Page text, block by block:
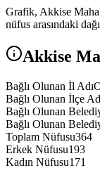
Grafik, Akkise
nüfus arasındaki
Akkise
Bağlı Olunan İl Adı
Bağlı Olunan İlçe
Bağlı Olunan
Bağlı Olunan
Toplam Nüfusu364
Erkek Nüfusu193
Kadın Nüfusu171